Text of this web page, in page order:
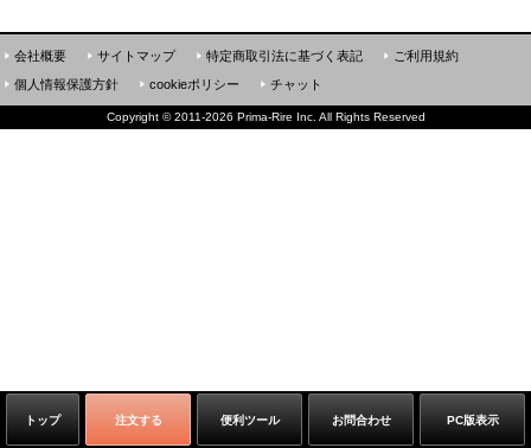
トップ 注文する 便利ツール お問合わせ PC版表示
会社概要 サイトマップ 特定商取引法に基づく表記
ご利用規約
個人情報保護方針
cookieポリシー チャット
Copyright ©2011-2026 Prima-Rire Inc. All Rights Reserved